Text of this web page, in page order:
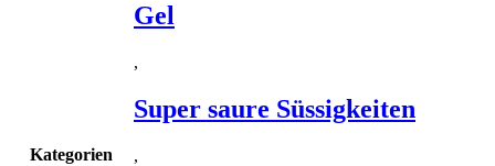
Kategorien
Gel
,
Super saure Süssigkeiten
,